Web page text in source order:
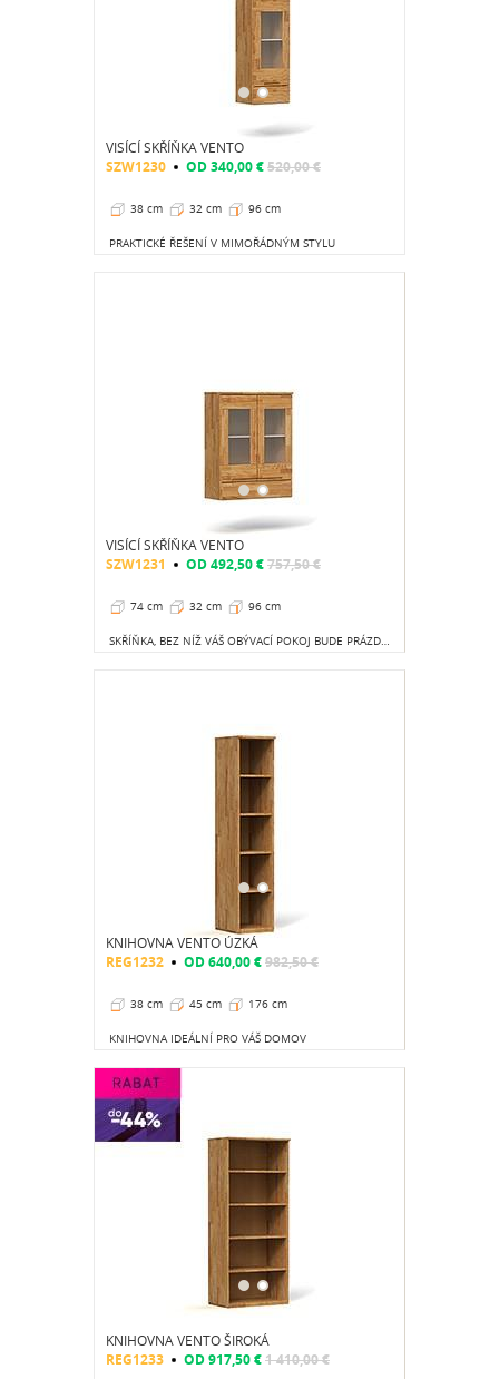
VISÍCÍ SKŘÍŇKA VENTO
SZW1230 OD340,00 €520,00 €
38 cm 32 cm 96 cm
PRAKTICKÉ ŘEŠENÍ V MIMOŘÁDNÝM STYLU
VISÍCÍ SKŘÍŇKA VENTO
SZW1231 OD492,50 €757,50 €
74 cm 32 cm 96 cm
SKŘÍŇKA, BEZ NÍŽ VÁŠ OBÝVACÍ POKOJ BUDE PRÁZDNÝ
KNIHOVNA VENTO ÚZKÁ
REG1232 OD640,00 €982,50 €
38 cm 45 cm 176 cm
KNIHOVNA IDEÁLNÍ PRO VÁŠ DOMOV
KNIHOVNA VENTO ŠIROKÁ
REG1233 OD917,50 €1 410,00 €